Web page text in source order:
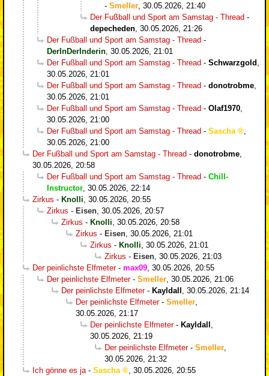
- Smeller 30.05.2026, 21:40
Der Fußball und Sport am Samstag - Thread -
depecheden 30.05.2026, 21:26
Der Fußball und Sport am Samstag - Thread -
DerInDerInderin 30.05.2026, 21:01
Der Fußball und Sport am Samstag - Thread - Schwarzgold
30.05.2026, 21:01
Der Fußball und Sport am Samstag - Thread - donotrobme
30.05.2026, 21:01
Der Fußball und Sport am Samstag - Thread - Olaf1970
30.05.2026, 21:00
Der Fußball und Sport am Samstag - Thread - Sascha
30.05.2026, 21:00
Der Fußball und Sport am Samstag - Thread - donotrobme
30.05.2026, 20:58
Der Fußball und Sport am Samstag - Thread - Chill-
Instructor 30.05.2026, 22:14
Zirkus - Knolli 30.05.2026, 20:55
Zirkus - Eisen 30.05.2026, 20:57
Zirkus - Knolli 30.05.2026, 20:58
Zirkus - Eisen 30.05.2026, 21:01
Zirkus - Knolli 30.05.2026, 21:01
Zirkus - Eisen 30.05.2026, 21:03
Der peinlichste Elfmeter- max09 30.05.2026, 20:55
Der peinlichste Elfmeter- Smeller 30.05.2026, 21:06
Der peinlichste Elfmeter- Kayldall
30.05.2026, 21:14
Der peinlichste Elfmeter- Smeller
30.05.2026, 21:17
Der peinlichste Elfmeter- Kayldall
30.05.2026, 21:19
Der peinlichste Elfmeter- Smeller
30.05.2026, 21:32
Ich gönne es ja - Sascha 30.05.2026, 20:55